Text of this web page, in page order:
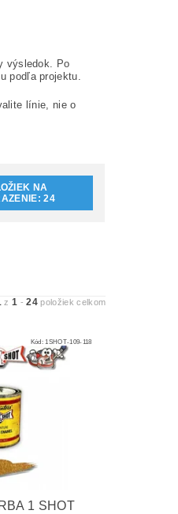
výsledok. Po
podľa projektu.
línie, nie o
NA
24
z1 -24 položiek celkom
Kód:1SHOT-109-118
1 SHOT